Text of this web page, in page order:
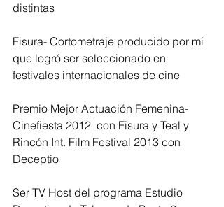
distintas
Fisura- Cortometraje producido por mí
que logró ser seleccionado en
festivales internacionales de cine
Premio Mejor Actuación Femenina-
Cinefiesta 2012  con Fisura y Teal y
Rincón Int. Film Festival 2013 con
Deceptio
Ser TV Host del programa Estudio